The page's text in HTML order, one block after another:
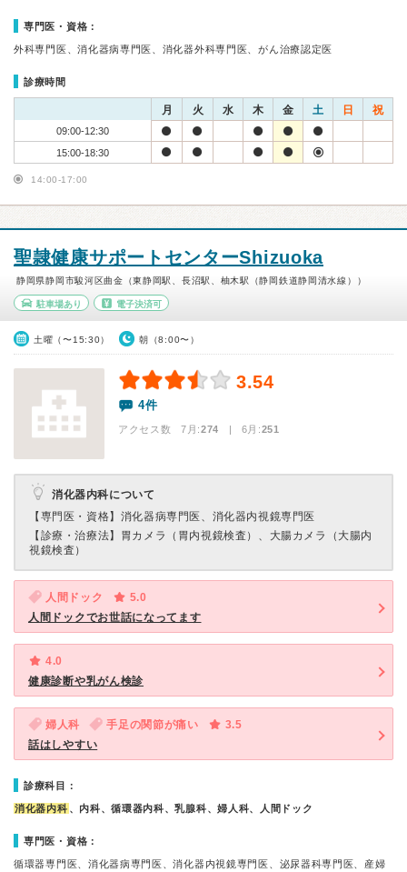
専門医・資格：
外科専門医、消化器病専門医、消化器外科専門医、がん治療認定医
診療時間
月 火 水 木 金 土 日 祝
09:00-12:30
15:00-18:30
14:00-17:00
聖隷健康サポートセンターShizuoka
静岡県静岡市駿河区曲金（東静岡駅、長沼駅、柚木駅（静岡鉄道静岡清水線））
駐車場あり 電子決済可
土曜（〜15:30） 朝（8:00〜）
3.54
4件
アクセス数 7月:274 | 6月:251
消化器内科について
【専門医・資格】 消化器病専門医、消化器内視鏡専門医
【診療・治療法】 胃カメラ（胃内視鏡検査）、大腸カメラ（大腸内
視鏡検査）
人間ドック
5.0
人間ドックでお世話になってます
4.0
健康診断や乳がん検診
婦人科 手足の関節が痛い
3.5
話はしやすい
診療科目：
消化器内科 、内科、循環器内科、乳腺科、婦人科、人間ドック
専門医・資格：
循環器専門医、消化器病専門医、消化器内視鏡専門医、泌尿器科専門医、産婦